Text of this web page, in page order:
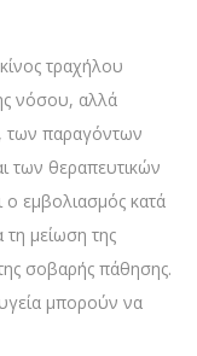
τραχήλου
νόσου, αλλά
των παραγόντων
των θεραπευτικών
εμβολιασμός κατά
τη μείωση της
σοβαρής πάθησης.
μπορούν να